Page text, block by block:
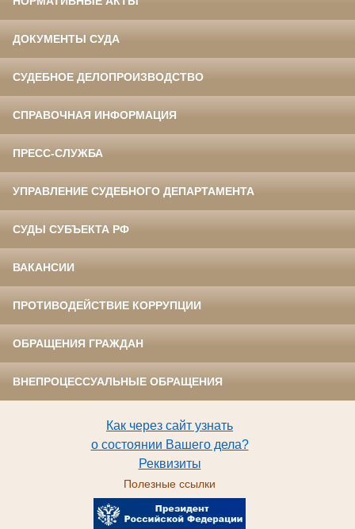
ДОКУМЕНТЫ СУДА
СУДЕБНОЕ ДЕЛОПРОИЗВОДСТВО
СПРАВОЧНАЯ ИНФОРМАЦИЯ
ПРЕСС-СЛУЖБА
УПРАВЛЕНИЕ СУДЕБНОГО ДЕПАРТАМЕНТА
СУДЫ СУБЪЕКТА РФ
ВАКАНСИИ
ПРОТИВОДЕЙСТВИЕ КОРРУПЦИИ
ОБРАЩЕНИЯ ГРАЖДАН
ВНЕПРОЦЕССУАЛЬНЫЕ ОБРАЩЕНИЯ
Как через сайт узнать
о состоянии Вашего дела?
Реквизиты
Полезные ссылки